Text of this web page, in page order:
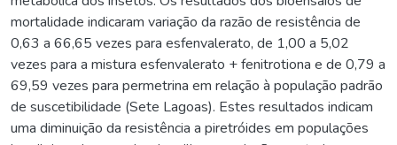
mortalidade indicaram variação da razão de resistência de
0,63 a 66,65 vezes para esfenvalerato, de 1,00 a 5,02
vezes para a mistura esfenvalerato + fenitrotiona e de 0,79 a
69,59 vezes para permetrina em relação à população padrão
de suscetibilidade (Sete Lagoas). Estes resultados indicam
uma diminuição da resistência a piretróides em populações